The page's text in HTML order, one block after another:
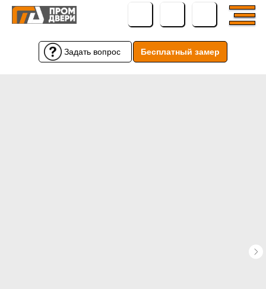
Задать вопрос Бесплатный замер
Задать вопрос